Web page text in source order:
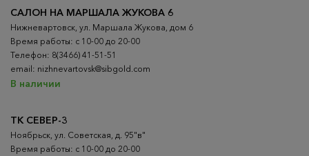
ТК СЕВЕР-3
Ноябрьск, ул. Советская, д. 95"в"
Время работы: с 10-00 до 20-00
САЛОН НА МАРШАЛА ЖУКОВА 6
Нижневартовск, ул. Маршала Жукова, дом 6
Время работы: с 10-00 до 20-00
Телефон: 8(3466) 41-51-51
email: nizhnevartovsk@sibgold.com
В наличии